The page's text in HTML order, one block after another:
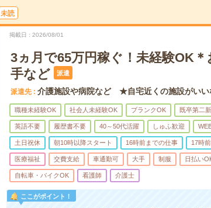
未読
掲載日 2026/08/01
3ヵ月で65万円稼ぐ！未経験OK
手など
派遣
派遣先 介護施設や病院など ★自宅近くの施設がいい
職種未経験OK 社会人未経験OK ブランクOK 既卒第二
英語不要 履歴書不要 40～50代活躍 しゅふ歓迎
土日祝休 朝10時以降スタート 16時前までの仕事 17時
医療福祉 交費支給 車通勤可 大手 制服 日払い
自転車・バイクOK 看護師 介護士
ここがポイント！